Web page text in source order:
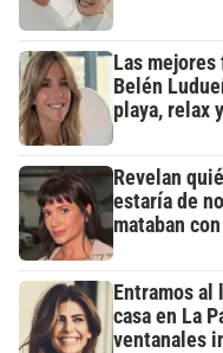
Las
Belén
playa, relax
Revelan
estaría de
mataban
Entramos
casa en La
ventanales